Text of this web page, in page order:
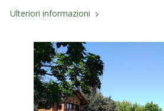
Ulteriori informazioni